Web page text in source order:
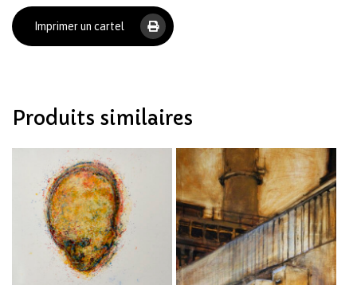
Imprimer un cartel
Produits similaires